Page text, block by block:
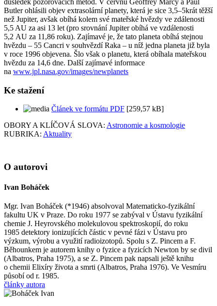
Butler ohlásili objev extrasolární planety, která je sice 3,5–5krát těžší
než Jupiter, avšak obíhá kolem své mateřské hvězdy ve zdálenosti
5,5 AU za asi 13 let (pro srovnání Jupiter obíhá ve vzdálenosti
5,2 AU za 11,86 roku). Zajímavé je, že tato planeta obíhá stejnou
hvězdu – 55 Cancri v souhvězdí Raka – u níž jedna planeta již byla
v roce 1996 objevena. Šlo však o planetu, která obíhala mateřskou
hvězdu za 14,6 dne. Další zajímavé informace
na www.jpl.nasa.gov/images/newplanets
Ke stažení
Článek ve formátu PDF [259,57 kB]
OBORY A KLÍČOVÁ SLOVA: Astronomie a kosmologie
RUBRIKA: Aktuality
O autorovi
Ivan Boháček
Mgr. Ivan Boháček (*1946) absolvoval Matematicko-fyzikální
fakultu UK v Praze. Do roku 1977 se zabýval v Ústavu fyzikální
chemie J. Heyrovského molekulovou spektroskopií, do roku
1985 detektory ionizujících částic v pevné fázi v Ústavu pro
výzkum, výrobu a využití radioizotopů. Spolu s Z. Pincem a F.
Běhounkem je autorem knihy o fyzice a fyzicích Newton by se divil
(Albatros, Praha 1975), a se Z. Pincem pak napsali ještě knihu
o chemii Elixíry života a smrti (Albatros, Praha 1976). Ve Vesmíru
působí od r. 1985.
články autora